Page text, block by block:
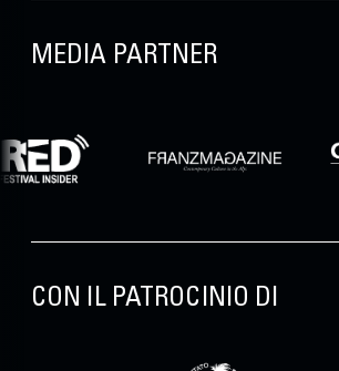
MEDIA PARTNER
CON IL PATROCINIO DI